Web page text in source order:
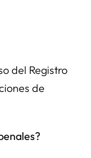
del Registro
de